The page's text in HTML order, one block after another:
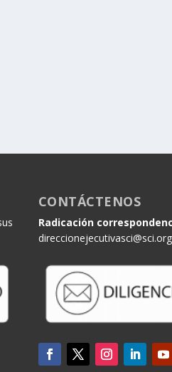
CONTÁCTENOS
Radicación